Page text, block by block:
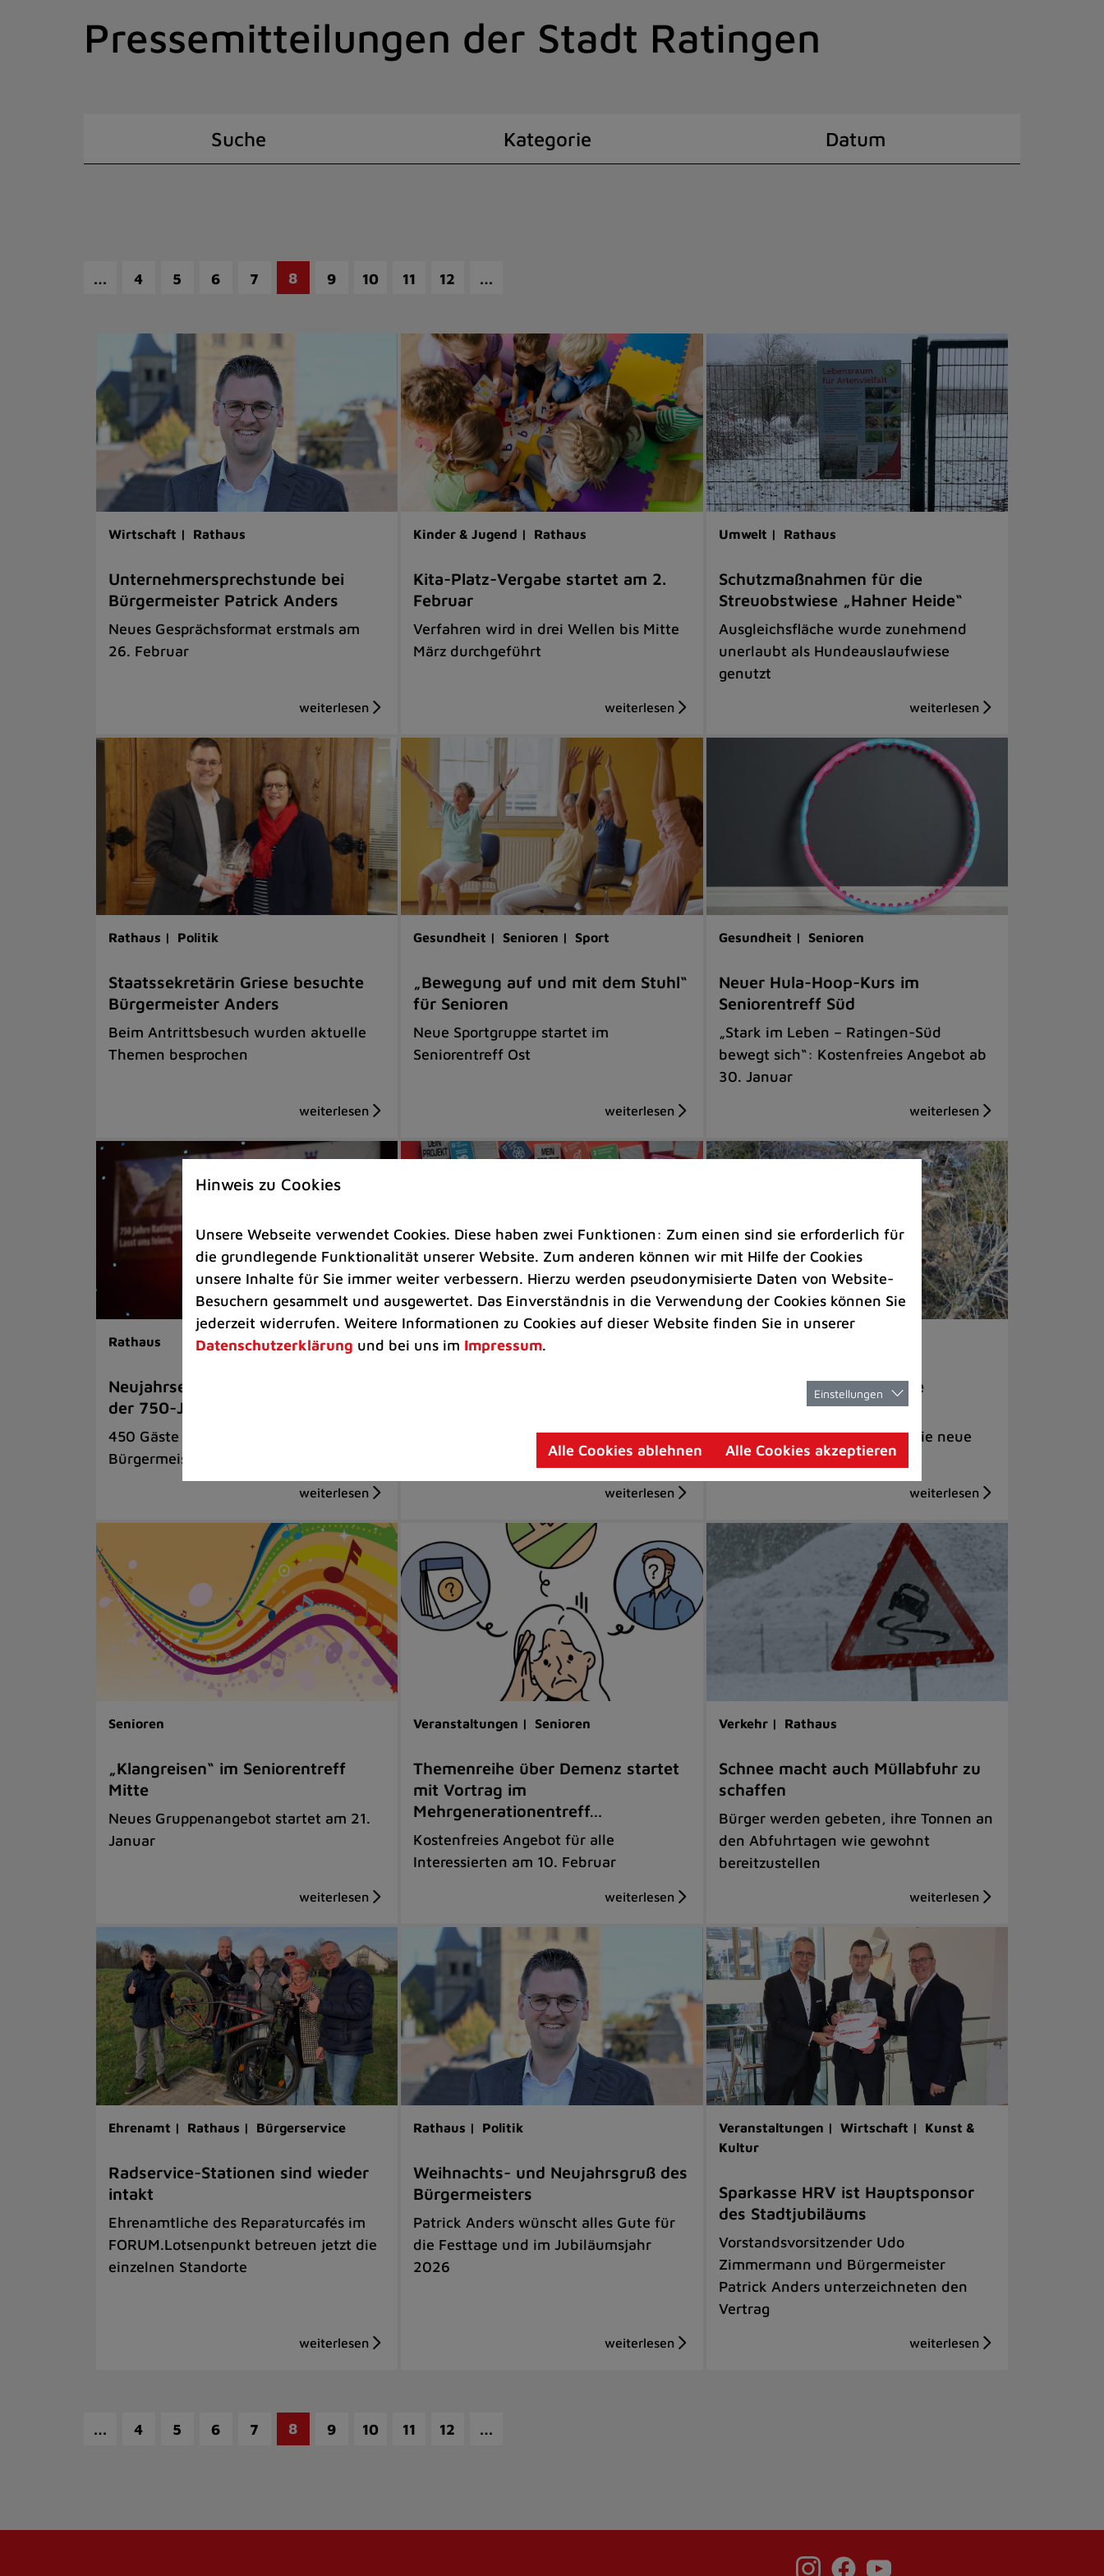
Pressemitteilungen der Stadt Ratingen
Suche Kategorie Datum
… 4 5 6 7 8 9 10 11 12 …
Wirtschaft | Rathaus
Unternehmersprechstunde bei
Bürgermeister Patrick Anders
Neues Gesprächsformat erstmals am
26. Februar
Kinder & Jugend | Rathaus
Kita-Platz-Vergabe startet am 2.
Februar
Verfahren wird in drei Wellen bis Mitte
März durchgeführt
Umwelt | Rathaus
Schutzmaßnahmen für die
Streuobstwiese „Hahner Heide“
Ausgleichsfläche wurde zunehmend
unerlaubt als Hundeauslaufwiese
genutzt
Rathaus | Politik
Staatssekretärin Griese besuchte
Bürgermeister Anders
Beim Antrittsbesuch wurden aktuelle
Themen besprochen
Gesundheit | Senioren | Sport
„Bewegung auf und mit dem Stuhl“
für Senioren
Neue Sportgruppe startet im
Seniorentreff Ost
Gesundheit | Senioren
Neuer Hula-Hoop-Kurs im
Seniorentreff Süd
„Stark im Leben – Ratingen-Süd
bewegt sich“: Kostenfreies Angebot ab
30. Januar
Rathaus
Neujahrsempfang 2026 als Auftakt
der 750-Jahr-Feierlichkeiten
450 Gäste waren der Einladung von
Bürgermeister Patrick Anders gefolgt
Rathaus
Zum vierten Mal würdigt die Stadt
bürgerschaftliches Engagement
Am Efeuweg entsteht eine
inklusive Spiellandschaft
Pünktlich zum Frühjahr soll die neue
Anlage fertiggestellt sein
Senioren
„Klangreisen“ im Seniorentreff
Mitte
Neues Gruppenangebot startet am 21.
Januar
Veranstaltungen | Senioren
Themenreihe über Demenz startet
mit Vortrag im
Mehrgenerationentreff…
Kostenfreies Angebot für alle
Interessierten am 10. Februar
Verkehr | Rathaus
Schnee macht auch Müllabfuhr zu
schaffen
Bürger werden gebeten, ihre Tonnen an
den Abfuhrtagen wie gewohnt
bereitzustellen
Ehrenamt | Rathaus | Bürgerservice
Radservice-Stationen sind wieder
intakt
Ehrenamtliche des Reparaturcafés im
FORUM.Lotsenpunkt betreuen jetzt die
einzelnen Standorte
Rathaus | Politik
Weihnachts- und Neujahrsgruß des
Bürgermeisters
Patrick Anders wünscht alles Gute für
die Festtage und im Jubiläumsjahr
2026
Veranstaltungen | Wirtschaft |
Kunst &
Kultur
Sparkasse HRV ist Hauptsponsor
des Stadtjubiläums
Vorstandsvorsitzender Udo
Zimmermann und Bürgermeister
Patrick Anders unterzeichneten den
Vertrag
… 4 5 6 7 8 9 10 11 12 …
Hinweis zu Cookies
Unsere Webseite verwendet Cookies. Diese haben zwei Funktionen: Zum einen sind sie erforderlich für
die grundlegende Funktionalität unserer Website. Zum anderen können wir mit Hilfe der Cookies
unsere Inhalte für Sie immer weiter verbessern. Hierzu werden pseudonymisierte Daten von Website-
Besuchern gesammelt und ausgewertet. Das Einverständnis in die Verwendung der Cookies können Sie
jederzeit widerrufen. Weitere Informationen zu Cookies auf dieser Website finden Sie in unserer
Datenschutzerklärung und bei uns im Impressum.
Einstellungen
Alle Cookies ablehnen Alle Cookies akzeptieren